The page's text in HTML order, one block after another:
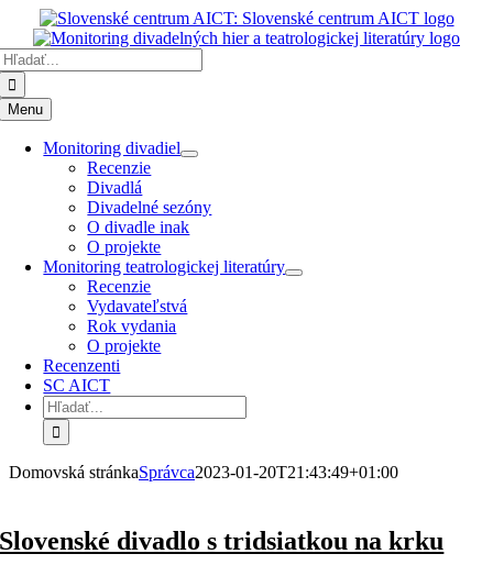
Preskočiť
obsahu
Menu
Monitoring divadiel
Recenzie
Divadlá
Divadelné sezóny
O divadle inak
O projekte
Monitoring teatrologickej literatúry
Recenzie
Vydavateľstvá
Rok vydania
O projekte
Recenzenti
SC AICT
Hľadať:
Domovská stránkaSprávca2023-01-20T21:43:49+01:00
Slovenské divadlo s tridsiatkou na krku